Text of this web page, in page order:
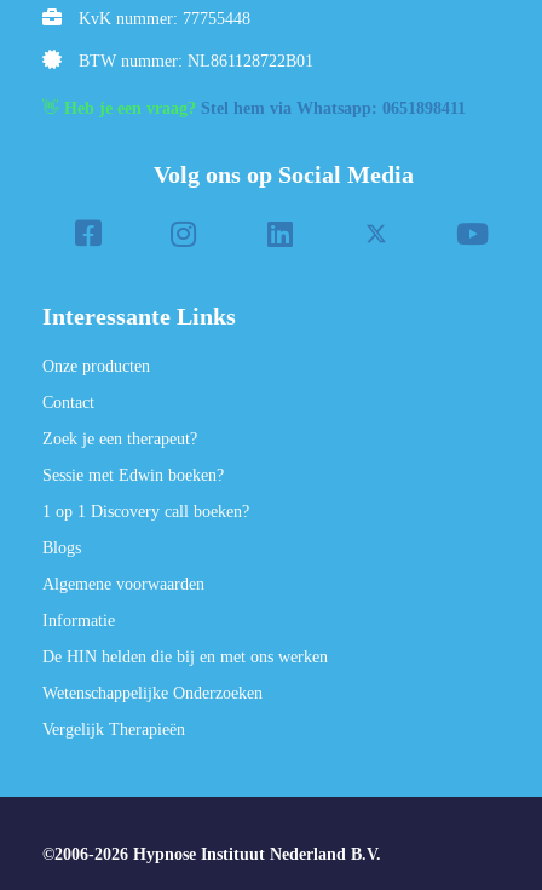
KvK nummer: 77755448
BTW nummer: NL861128722B01
👋 Heb je een vraag? Stel hem via Whatsapp: 0651898411
Volg ons op Social Media
Interessante Links
Onze producten
Contact
Zoek je een therapeut?
Sessie met Edwin boeken?
1 op 1 Discovery call boeken?
Blogs
Algemene voorwaarden
Informatie
De HIN helden die bij en met ons werken
Wetenschappelijke Onderzoeken
Vergelijk Therapieën
©2006-2026 Hypnose Instituut Nederland B.V.